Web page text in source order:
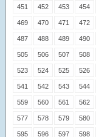
451 452 453 454
469 470 471 472
487 488 489 490
505 506 507 508
523 524 525 526
541 542 543 544
559 560 561 562
577 578 579 580
595 596 597 598